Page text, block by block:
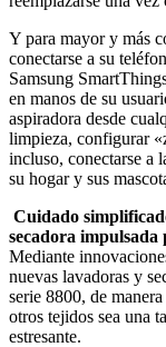
Y para mayor y más
conectarse a su
Samsung
en manos de su
aspiradora desde
limpieza, configurar
incluso, conectarse a
su hogar y sus
Cuidado
secadora
Mediante
nuevas lavadoras y
serie 8800, de
otros tejidos sea una
estresante.